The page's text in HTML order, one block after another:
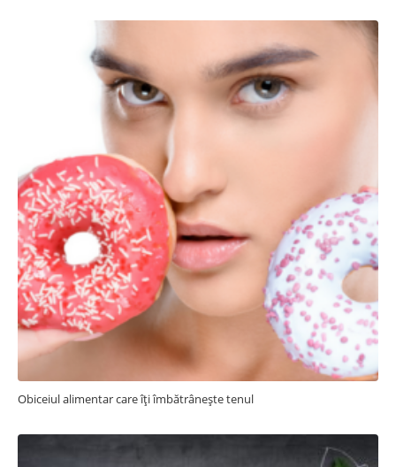
Obiceiul alimentar care îți îmbătrânește tenul